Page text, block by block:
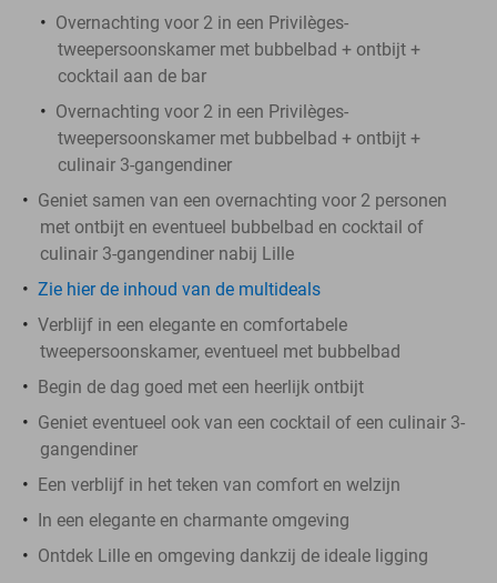
Overnachting voor 2 in een Privilèges-
tweepersoonskamer met bubbelbad + ontbijt +
cocktail aan de bar
Overnachting voor 2 in een Privilèges-
tweepersoonskamer met bubbelbad + ontbijt +
culinair 3-gangendiner
Geniet samen van een overnachting voor 2 personen
met ontbijt en eventueel bubbelbad en cocktail of
culinair 3-gangendiner nabij Lille
Zie hier de inhoud van de multideals
Verblijf in een elegante en comfortabele
tweepersoonskamer, eventueel met bubbelbad
Begin de dag goed met een heerlijk ontbijt
Geniet eventueel ook van een cocktail of een culinair 3-
gangendiner
Een verblijf in het teken van comfort en welzijn
In een elegante en charmante omgeving
Ontdek Lille en omgeving dankzij de ideale ligging